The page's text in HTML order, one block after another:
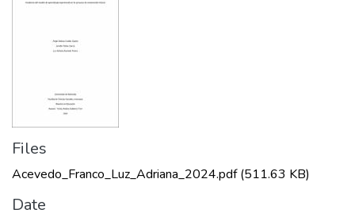
Files
Acevedo_Franco_Luz_Adriana_2024.pdf(511.63 KB)
Date